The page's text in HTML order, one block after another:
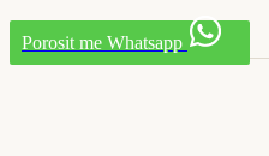
Porosit me Whatsapp